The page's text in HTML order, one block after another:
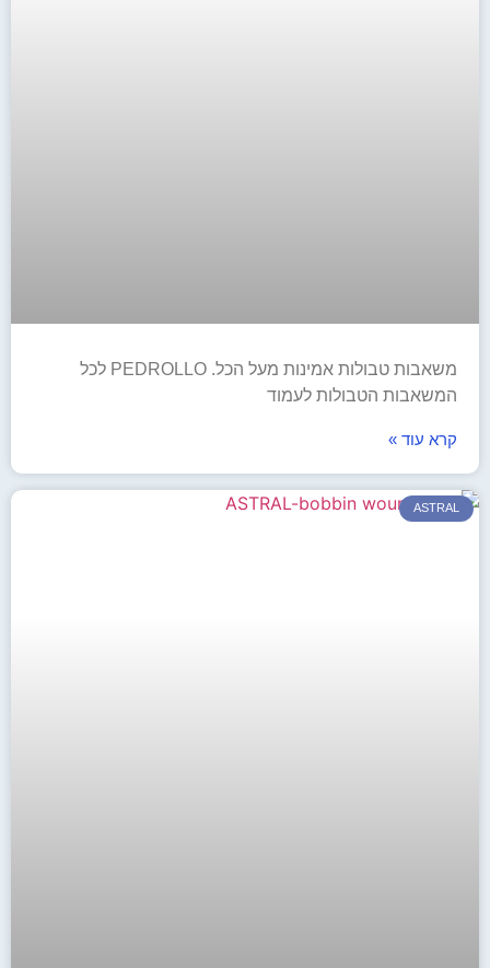
משאבות טבולות אמינות מעל הכל. PEDROLLO לכל
המשאבות הטבולות לעמוד
קרא עוד »
ASTRAL